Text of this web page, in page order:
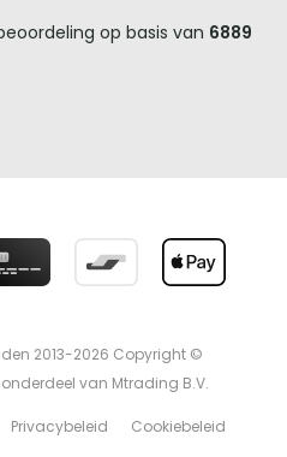
op basis van 6889
2013-2026 Copyright ©
van Mtrading B.V.
Privacybeleid Cookiebeleid